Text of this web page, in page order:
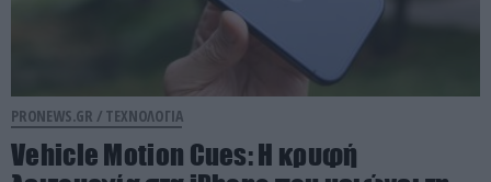
PRONEWS.GR / ΤΕΧΝΟΛΟΓΙΑ
Vehicle Motion Cues: Η κρυφή